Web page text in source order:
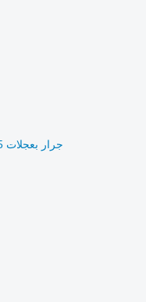
جرار بعجلات Massey Ferguson MF 4345